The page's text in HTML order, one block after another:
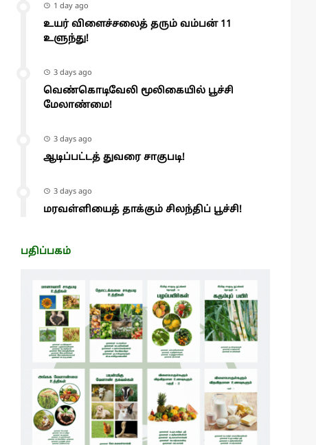
1 day ago
உயர் விளைச்சலைத் தரும் வம்பன் 11
உளுந்து!
3 days ago
வெண்கொடிவேலி மூலிகையில் பூச்சி
மேலாண்மை!
3 days ago
ஆடிப்பட்டத் துவரை சாகுபடி!
3 days ago
மரவள்ளியைத் தாக்கும் சிலந்திப் பூச்சி!
பதிப்பகம்